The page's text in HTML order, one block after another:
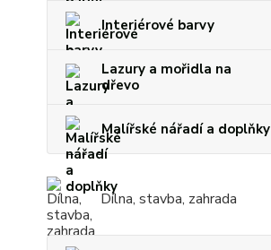
Interiérové barvy
Lazury a mořidla na
dřevo
Malířské nářadí a doplňky
Dílna, stavba, zahrada